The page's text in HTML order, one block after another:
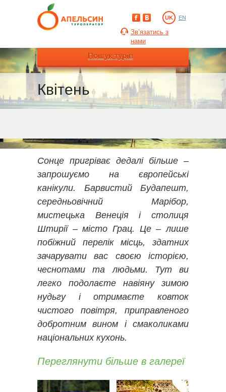
Зв’язатись з
нами
UK EN
Пошук турів
Квітень
Сонце пригріває дедалі більше –
запрошуємо на європейські
канікули. Барвистий Будапешт,
середньовічний Марібор,
мистецька Венеція і столиця
Штирії – місто Грац. Це – лише
побіжний перелік місць, здатних
зачарувати вас своєю історією,
чеснотами та людьми. Тут ви
легко подолаєте навіяну зимою
нудьгу і отримаєте ковток
чистого повітря, приправленого
добротним вином і смаколиками
національних кухонь.
Переглянути більше в галереї